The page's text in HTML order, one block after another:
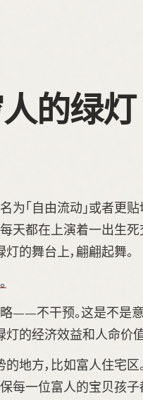
的绿灯
「自由流动」或者更贴
天都在上演着一出生死
的舞台上，翩翩起舞。
——不干预。这是不是
的经济效益和人命价值
地方，比如富人住宅区
每一位富人的宝贝孩子